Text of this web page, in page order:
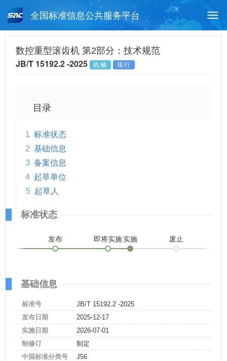
全国标准信息公共服务平台
月报查询 标准公告查询
数控重型滚齿机 第2部分：技术规范
JB/T 15192.2 -2025 机械 现行
目录
1 标准状态
2 基础信息
3 备案信息
4 起草单位
5 起草人
标准状态
发布 即将实施实施 废止
基础信息
标准号
JB/T 15192.2 -2025
发布日期
2025-12-17
实施日期
2026-07-01
制修订
制定
中国标准分类号
J56